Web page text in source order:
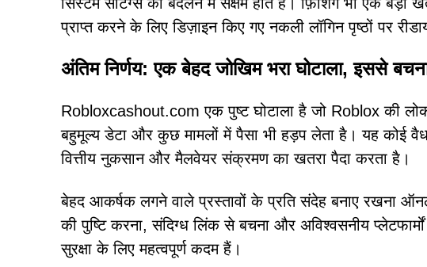
प्राप्त करने के लिए डिज़ाइन किए गए नकली लॉगिन पृष्ठों पर
अंतिम निर्णय: एक बेहद जोखिम भरा घोटाला, इससे
Robloxcashout.com एक पुष्ट घोटाला है जो Roblox की
बहुमूल्य डेटा और कुछ मामलों में पैसा भी हड़प लेता है। यह कोई
वित्तीय नुकसान और मैलवेयर संक्रमण का खतरा पैदा करता है।
बेहद आकर्षक लगने वाले प्रस्तावों के प्रति संदेह बनाए रखना
की पुष्टि करना, संदिग्ध लिंक से बचना और अविश्वसनीय
सुरक्षा के लिए महत्वपूर्ण कदम हैं।